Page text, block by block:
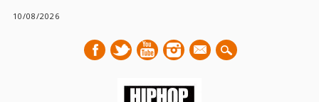
10/08/2026
mail